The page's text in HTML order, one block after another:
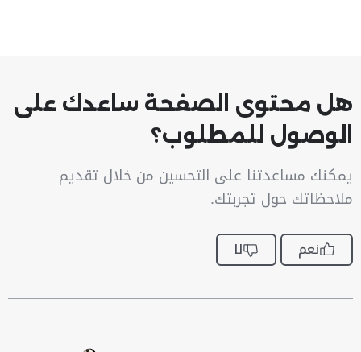
هل محتوى الصفحة ساعدك على
الوصول للمطلوب؟
يمكنك مساعدتنا على التحسين من خلال تقديم
ملاحظاتك حول تجربتك.
نعم لا